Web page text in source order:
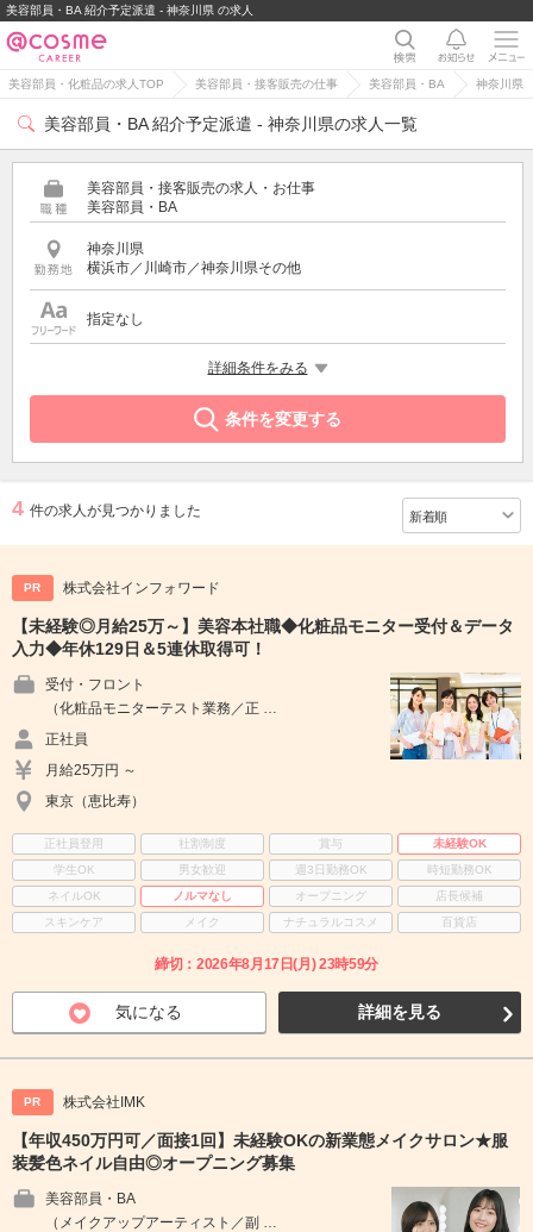
美容部員・BA 紹介予定派遣 - 神奈川県 の求人
美容部員・化粧品の求人TOP 美容部員・接客販売の仕事 美容部員・BA 神奈川県
美容部員・BA 紹介予定派遣 - 神奈川県の求人一覧
美容部員・接客販売の求人・お仕事
美容部員・BA
神奈川県
横浜市／川崎市／神奈川県その他
指定なし
詳細条件をみる
条件を変更する
4 件の求人が見つかりました
PR 株式会社インフォワード
【未経験◎月給25万～】美容本社職◆化粧品モニター受付＆データ
入力◆年休129日＆5連休取得可！
受付・フロント
（化粧品モニターテスト業務／正 …
正社員
月給25万円 ～
東京（恵比寿）
正社員登用 社割制度 賞与
未経験OK
学生OK
男女歓迎 週3日勤務OK
時短勤務OK
ネイルOK
ノルマなし オープニング
店長候補
スキンケア
メイク ナチュラルコスメ 百貨店
締切：2026年8月17日(月) 23時59分
気になる 詳細を見る
PR 株式会社IMK
【年収450万円可／面接1回】未経験OKの新業態メイクサロン★服
装髪色ネイル自由◎オープニング募集
美容部員・BA
（メイクアップアーティスト／副 …